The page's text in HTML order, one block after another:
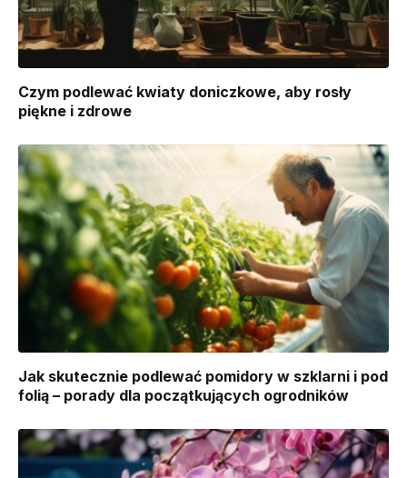
Czym podlewać kwiaty doniczkowe, aby rosły
piękne i zdrowe
Jak skutecznie podlewać pomidory w szklarni i pod
folią – porady dla początkujących ogrodników